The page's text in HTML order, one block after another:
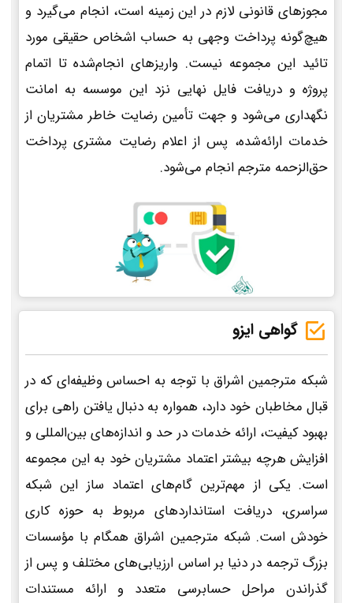
مجوزهای قانونی لازم در این زمینه است، انجام می‌گیرد و
هیچ‌گونه پرداخت وجهی به حساب اشخاص حقیقی مورد
تائید این مجموعه نیست. واریزهای انجام‌شده تا اتمام
پروژه و دریافت فایل نهایی نزد این موسسه به امانت
نگهداری می‌شود و جهت تأمین رضایت خاطر مشتریان از
خدمات ارائه‌شده، پس از اعلام رضایت مشتری پرداخت
حق‌الزحمه مترجم انجام می‌شود.
گواهی ایزو
شبکه مترجمین اشراق با توجه به احساس وظیفه‌ای که در
قبال مخاطبان خود دارد، همواره به دنبال یافتن راهی برای
بهبود کیفیت، ارائه خدمات در حد و اندازه‌های بین‌المللی و
افزایش هرچه بیشتر اعتماد مشتریان خود به این مجموعه
است. یکی از مهم‌ترین گام‌های اعتماد ساز این شبکه
سراسری، دریافت استانداردهای مربوط به حوزه کاری
خودش است. شبکه مترجمین اشراق همگام با مؤسسات
بزرگ ترجمه در دنیا بر اساس ارزیابی‌های مختلف و پس از
گذراندن مراحل حسابرسی متعدد و ارائه مستندات